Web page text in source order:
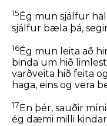
15 Ég mun sjálfur
sjálfur bæla þá,
16Ég mun leita að
binda um hið
varðveita hið feita
haga, eins og vera
17 En þér, sauðir
ég dæmi milli